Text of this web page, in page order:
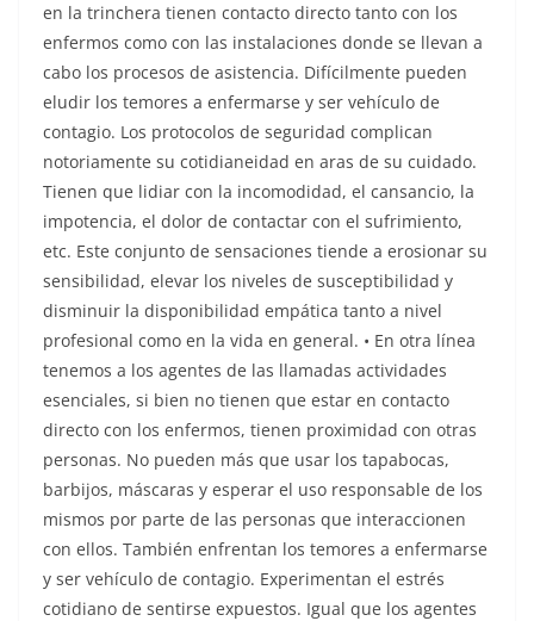
en la trinchera tienen contacto directo tanto con los
enfermos como con las instalaciones donde se llevan a
cabo los procesos de asistencia. Difícilmente pueden
eludir los temores a enfermarse y ser vehículo de
contagio. Los protocolos de seguridad complican
notoriamente su cotidianeidad en aras de su cuidado.
Tienen que lidiar con la incomodidad, el cansancio, la
impotencia, el dolor de contactar con el sufrimiento,
etc. Este conjunto de sensaciones tiende a erosionar su
sensibilidad, elevar los niveles de susceptibilidad y
disminuir la disponibilidad empática tanto a nivel
profesional como en la vida en general. • En otra línea
tenemos a los agentes de las llamadas actividades
esenciales, si bien no tienen que estar en contacto
directo con los enfermos, tienen proximidad con otras
personas. No pueden más que usar los tapabocas,
barbijos, máscaras y esperar el uso responsable de los
mismos por parte de las personas que interaccionen
con ellos. También enfrentan los temores a enfermarse
y ser vehículo de contagio. Experimentan el estrés
cotidiano de sentirse expuestos. Igual que los agentes